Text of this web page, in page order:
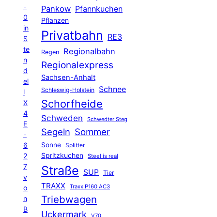
-
0
in
S
te
n
d
el
l
X
4
E
-
6
2
7
v
o
n
B
Pankow Pfannkuchen
Pflanzen
Privatbahn RE3
Regen Regionalbahn
Regionalexpress
Sachsen-Anhalt
Schleswig-Holstein Schnee
Schorfheide
Schweden Schwedter Steg
Segeln Sommer
Sonne Splitter
Spritzkuchen Steel is real
Straße SUP Tier
TRAXX Traxx P160 AC3
Triebwagen
Uckermark